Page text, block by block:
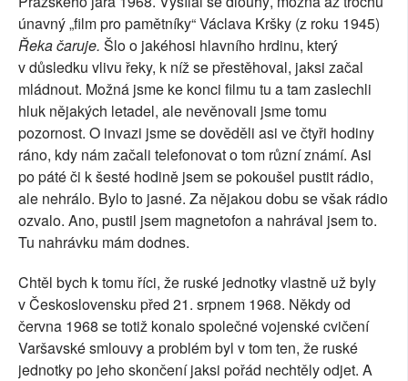
únavný „film pro pamětníky“ Václava Kršky (z roku 1945)
Řeka čaruje. Šlo o jakéhosi hlavního hrdinu, který
v důsledku vlivu řeky, k níž se přestěhoval, jaksi začal
mládnout. Možná jsme ke konci filmu tu a tam zaslechli
hluk nějakých letadel, ale nevěnovali jsme tomu
pozornost. O invazi jsme se dověděli asi ve čtyři hodiny
ráno, kdy nám začali telefonovat o tom různí známí. Asi
po páté či k šesté hodině jsem se pokoušel pustit rádio,
ale nehrálo. Bylo to jasné. Za nějakou dobu se však rádio
ozvalo. Ano, pustil jsem magnetofon a nahrával jsem to.
Tu nahrávku mám dodnes.
Chtěl bych k tomu říci, že ruské jednotky vlastně už byly
v Československu před 21. srpnem 1968. Někdy od
června 1968 se totiž konalo společné vojenské cvičení
Varšavské smlouvy a problém byl v tom ten, že ruské
jednotky po jeho skončení jaksi pořád nechtěly odjet. A